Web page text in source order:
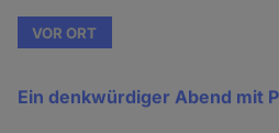
VOR ORT
Ein denkwürdiger Abend mit